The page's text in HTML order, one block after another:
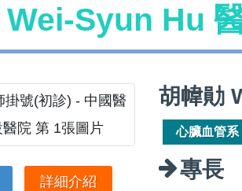
Syun Hu
詳細介紹
胡幃勛
心臟血管系
專長